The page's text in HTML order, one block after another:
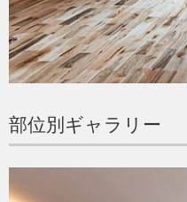
部位別ギャラリー